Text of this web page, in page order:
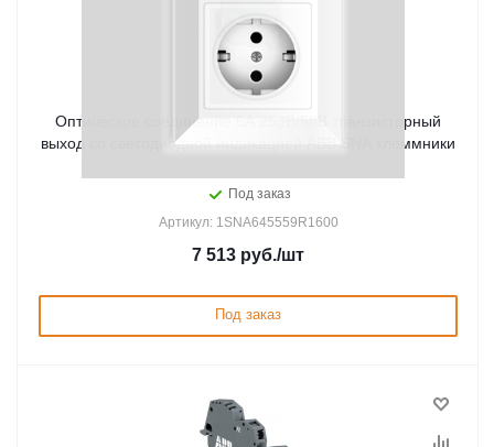
Оптическое соединение 5А 253В/58В транзисторный
выход со светодиодной индикацией ABB SNA клеммники
Под заказ
Артикул: 1SNA645559R1600
7 513 руб./шт
Под заказ